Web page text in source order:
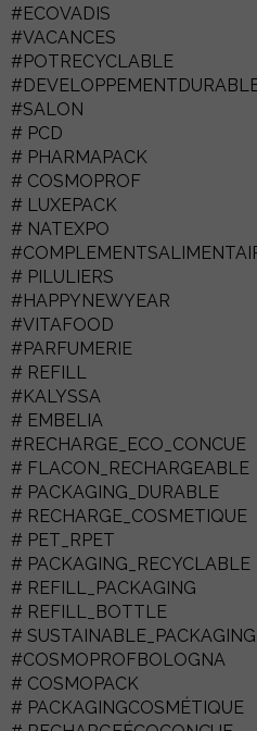
#ECOVADIS
#VACANCES
#POTRECYCLABLE
#SALON
# PCD
# PHARMAPACK
# COSMOPROF
# LUXEPACK
# NATEXPO
# PILULIERS
#HAPPYNEWYEAR
#VITAFOOD
#PARFUMERIE
# REFILL
#KALYSSA
# EMBELIA
#RECHARGE_ECO_CONCUE
# FLACON_RECHARGEABLE
# PACKAGING_DURABLE
# RECHARGE_COSMETIQUE
# PET_RPET
# PACKAGING_RECYCLABLE
# REFILL_PACKAGING
# REFILL_BOTTLE
# SUSTAINABLE_PACKAGING
#COSMOPROFBOLOGNA
# COSMOPACK
# PACKAGINGCOSMÉTIQUE